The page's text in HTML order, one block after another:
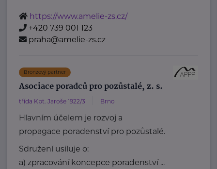
https://www.amelie-zs.cz/
+420 739 001 123
praha@amelie-zs.cz
Bronzový partner
Asociace poradců pro pozůstalé, z. s.
třída Kpt. Jaroše 1922/3 Brno
Hlavním účelem je rozvoj a
propagace poradenství pro pozůstalé.
Sdružení usiluje o:
a) zpracování koncepce poradenství ...